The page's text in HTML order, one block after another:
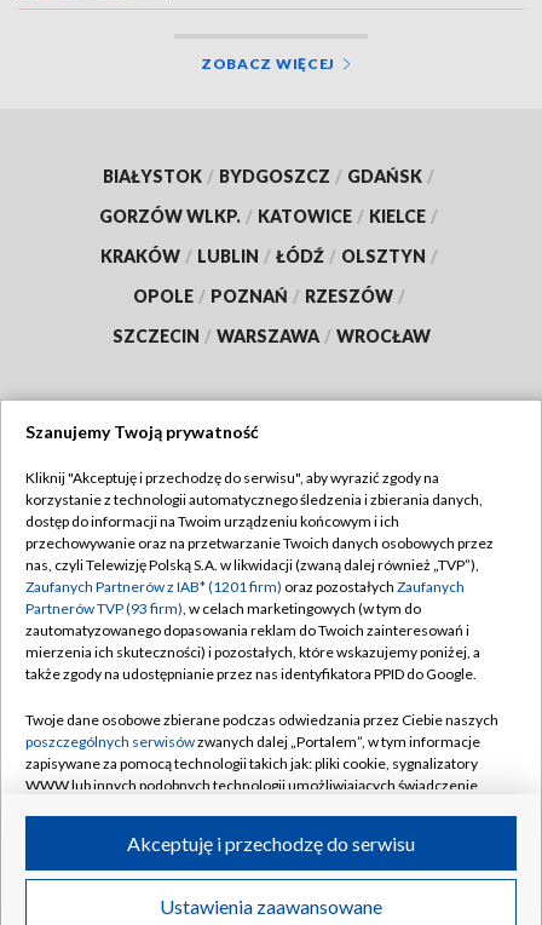
ZOBACZ WIĘCEJ
BIAŁYSTOK / BYDGOSZCZ / GDAŃSK /
GORZÓW WLKP. / KATOWICE / KIELCE /
KRAKÓW / LUBLIN / ŁÓDŹ / OLSZTYN /
OPOLE / POZNAŃ / RZESZÓW /
SZCZECIN / WARSZAWA / WROCŁAW
TVP
Abonament TVP
Emisja w TVP
Centrum informacji TVP
Naziemna Telewizja Cyfrowa
Rada Programowa
System NOS
Informacje o nadawcy
Program dla prasy
Regulamin TVP
Polityka prywatności
Moje zgody
Pomoc
Kontakt
Kanały
©2026 Telewizja Polska S.A. w likwidacji
Szanujemy Twoją prywatność
Kliknij "Akceptuję i przechodzę do serwisu", aby wyrazić zgody na
korzystanie z technologii automatycznego śledzenia i zbierania danych,
dostęp do informacji na Twoim urządzeniu końcowym i ich
przechowywanie oraz na przetwarzanie Twoich danych osobowych przez
nas, czyli Telewizję Polską S.A. w likwidacji (zwaną dalej również „TVP”),
Zaufanych Partnerów z IAB* (1201 firm) oraz pozostałych Zaufanych
Partnerów TVP (93 firm), w celach marketingowych (w tym do
zautomatyzowanego dopasowania reklam do Twoich zainteresowań i
mierzenia ich skuteczności) i pozostałych, które wskazujemy poniżej, a
także zgody na udostępnianie przez nas identyfikatora PPID do Google.
Twoje dane osobowe zbierane podczas odwiedzania przez Ciebie naszych
poszczególnych serwisówzwanych dalej „Portalem”, w tym informacje
zapisywane za pomocą technologii takich jak: pliki cookie, sygnalizatory
WWW lub innych podobnych technologii umożliwiających świadczenie
ruchu w Internecie.
Twoje dane osobowe zbierane podczas odwiedzania przez Ciebie
poszczególnych serwisówna Portalu, takie jak adresy IP, identyfikatory
Ustawienia zaawansowane
Akceptuję i przechodzę do serwisu